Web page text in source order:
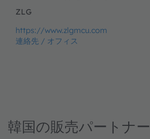
ZLG
https://www.zlgmcu.com
連絡先 / オフィス
韓国の販売パートナー